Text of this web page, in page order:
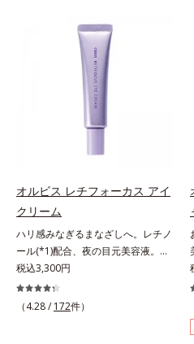
いい素肌へ。スキンケア0番目に、
かつてないクレンジング(*2)をご用
意しました。ポーラ化成は独自の先
端研究により、ナノバブルよりも小
さい超微粒子(*3)をクレンジングに
搭載することに成功。毛穴よりはる
かに小さい超微粒子とオイルが肌と
が肌に再付着することを防止し、細
かい毛穴汚れをごっそりするん！角
栓溶解オイル(*4)が詰まりや黒ずみ
も溶かして、毛穴の目立ちにくいす
べすべ肌に洗い上げます。大人肌の
ためのくすみ(*5)を晴らすアプロー
チによって圧巻の洗浄力と保湿力を
オルビス レチフォーカス アイ
クリーム
ハリ感みなぎるまなざしへ。レチノ
ール(*1)配合、夜の目元美容液。オ
ルビスの目元技術を結集し、ハリ感
みなぎるまなざしへ。レチノール
(*1)配合の目元美容液です。目元悩
税込3,300円
（4.28 / 172件）